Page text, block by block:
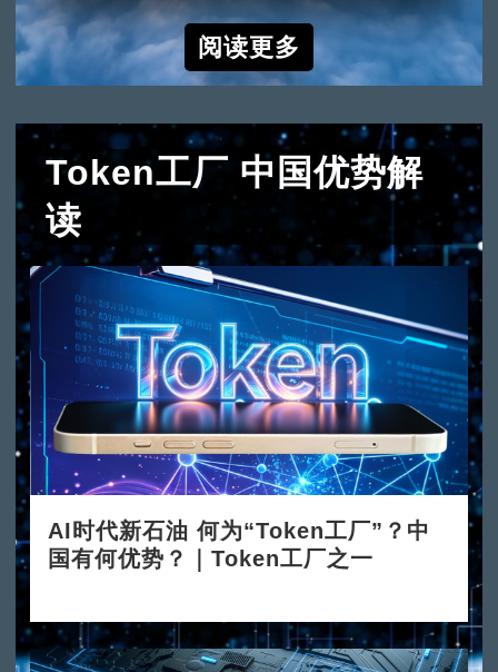
阅读更多
Token工厂 中国优势解
读
AI时代新石油 何为“Token工厂”？中
国有何优势？｜Token工厂之一